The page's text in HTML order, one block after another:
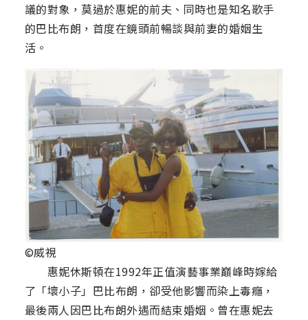
議的對象，莫過於惠妮的前夫、同時也是知名歌手
的巴比布朗，首度在鏡頭前暢談與前妻的婚姻生
活。
©威視
惠妮休斯頓在1992年正值演藝事業巔峰時嫁給
了「壞小子」巴比布朗，卻受他影響而染上毒癮，
最後兩人因巴比布朗外遇而結束婚姻。曾在惠妮去